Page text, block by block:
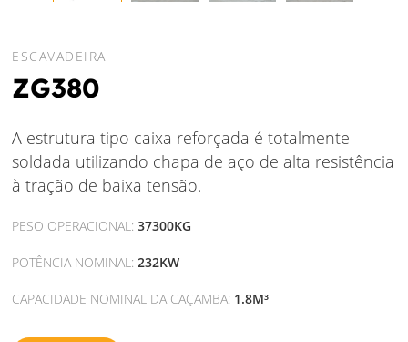
ESCAVADEIRA
ZG380
A estrutura tipo caixa reforçada é totalmente
soldada utilizando chapa de aço de alta resistência
à tração de baixa tensão.
PESO OPERACIONAL:37300KG
POTÊNCIA NOMINAL:232KW
CAPACIDADE NOMINAL DA CAÇAMBA: 1.8M³